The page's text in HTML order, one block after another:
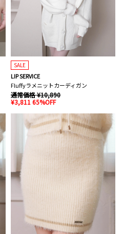
SALE
LIP SERVICE
Fluffyラメニットカーディガン
通常価格 ¥10,890
¥3,811 65%OFF